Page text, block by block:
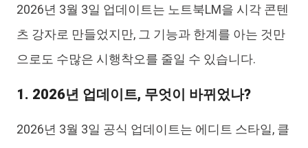
2026년 3월 3일 업데이트는 노트북LM을 시각 콘텐
츠 강자로 만들었지만, 그 기능과 한계를 아는 것만
으로도 수많은 시행착오를 줄일 수 있습니다.
1. 2026년 업데이트, 무엇이 바뀌었나?
2026년 3월 3일 공식 업데이트는 에디트 스타일, 클